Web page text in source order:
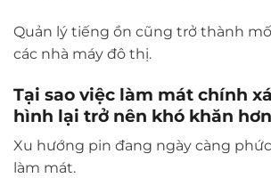
Quản lý tiếng ồn cũng trở thành
các nhà máy đô thị.
Tại sao việc làm mát chính
hình lại trở nên khó khăn hơn
Xu hướng pin đang ngày càng
làm mát.